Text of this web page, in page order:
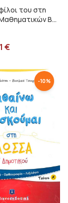
του στη
Β΄
€
-10%